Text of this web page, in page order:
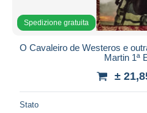
Spedizione gratuita
O Cavaleiro de Westeros e
Martin 1ª
±
Stato